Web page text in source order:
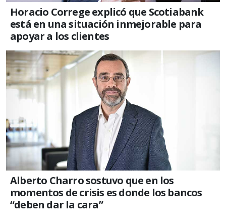
Horacio Correge explicó que Scotiabank
está en una situación inmejorable para
apoyar a los clientes
Alberto Charro sostuvo que en los
momentos de crisis es donde los bancos
“deben dar la cara”